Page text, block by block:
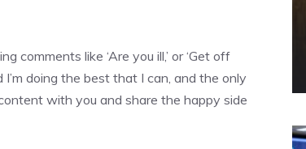
comments like ‘Are you ill,’ or ‘Get off
I’m doing the best that I can, and the only
with you and share the happy side